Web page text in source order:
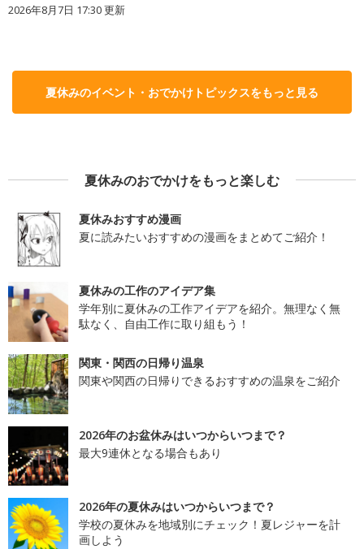
2026年8月7日 17:30更新
夏休みのイベント・おでかけトピックスをもっと見る
夏休みのおでかけをもっと楽しむ
夏休みおすすめ漫画
夏に読みたいおすすめの漫画をまとめてご紹介！
夏休みの工作のアイデア集
学年別に夏休みの工作アイデアを紹介。無理なく無
駄なく、自由工作に取り組もう！
関東・関西の日帰り温泉
関東や関西の日帰りできるおすすめの温泉をご紹介
2026年のお盆休みはいつからいつまで？
最大9連休となる場合もあり
2026年の夏休みはいつからいつまで？
学校の夏休みを地域別にチェック！夏レジャーを計
画しよう